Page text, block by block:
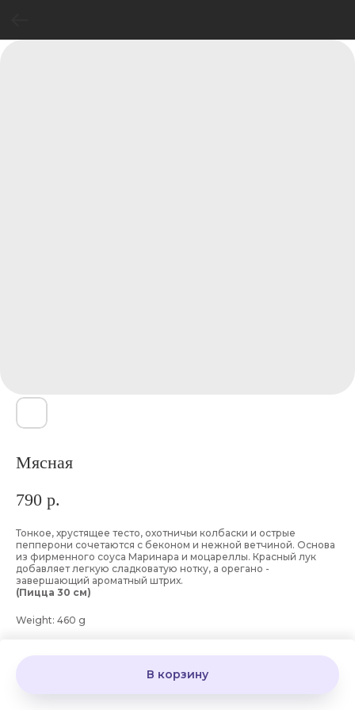
Мясная
790 р.
В корзину
Тонкое, хрустящее тесто, охотничьи колбаски и острые
пепперони сочетаются с беконом и нежной ветчиной. Основа
из фирменного соуса Маринара и моцареллы. Красный лук
добавляет легкую сладковатую нотку, а орегано -
завершающий ароматный штрих.
(Пицца 30 см)
Weight: 460 g